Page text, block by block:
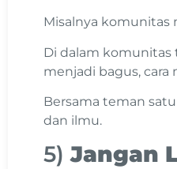
Misalnya
Di dalam komunitas
menjadi bagus,
Bersama teman
dan ilmu.
5)Jangan